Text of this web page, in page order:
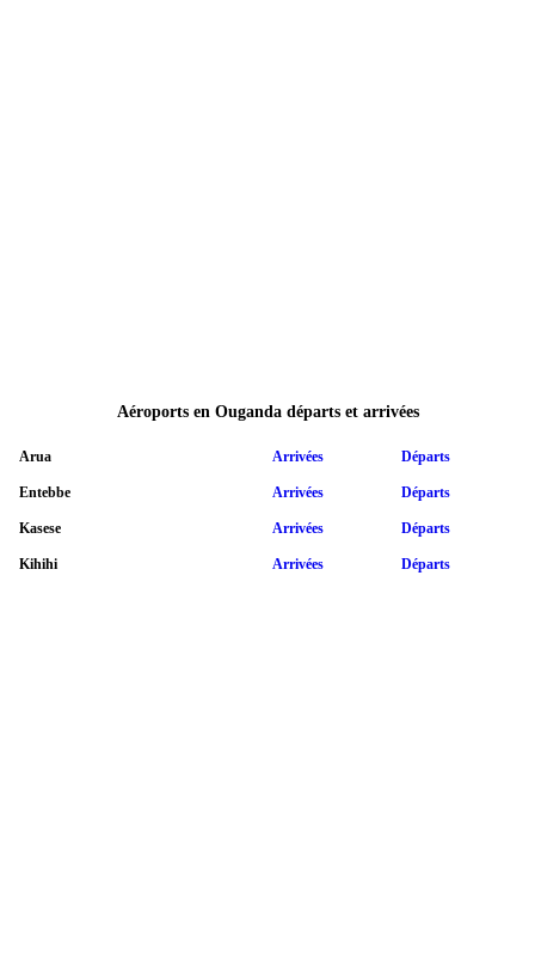
Aéroports en Ouganda départs et arrivées
Arua Arrivées Départs
Entebbe Arrivées Départs
Kasese Arrivées Départs
Kihihi Arrivées Départs